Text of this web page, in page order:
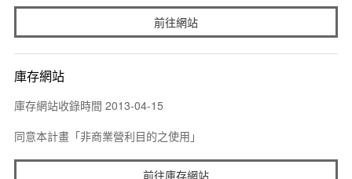
前往網站
庫存網站
庫存網站收錄時間 2013-04-15
同意本計畫「非商業營利目的之使用」
前往庫存網站